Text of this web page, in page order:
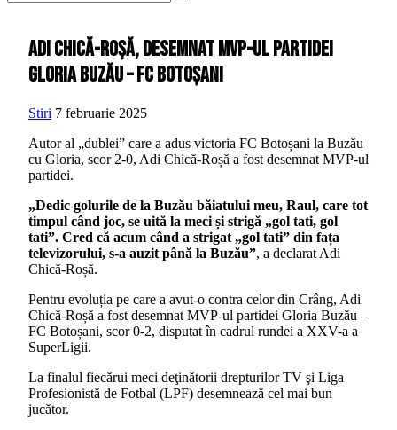
Adi Chică-Roșă, desemnat MVP-ul partidei
Gloria Buzău – FC Botoșani
Stiri 7 februarie 2025
Autor al „dublei” care a adus victoria FC Botoșani la Buzău
cu Gloria, scor 2-0, Adi Chică-Roșă a fost desemnat MVP-ul
partidei.
„Dedic golurile de la Buzău băiatului meu, Raul, care tot
timpul când joc, se uită la meci și strigă „gol tati, gol
tati”. Cred că acum când a strigat „gol tati” din fața
televizorului, s-a auzit până la Buzău”, a declarat Adi
Chică-Roșă.
Pentru evoluția pe care a avut-o contra celor din Crâng, Adi
Chică-Roșă a fost desemnat MVP-ul partidei Gloria Buzău –
FC Botoșani, scor 0-2, disputat în cadrul rundei a XXV-a a
SuperLigii.
La finalul fiecărui meci deţinătorii drepturilor TV şi Liga
Profesionistă de Fotbal (LPF) desemnează cel mai bun
jucător.